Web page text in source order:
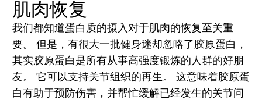
肌肉恢复
我们都知道蛋白质的摄入对于肌肉的恢复至关重
要。 但是，有很大一批健身迷却忽略了胶原蛋白，
其实胶原蛋白是所有从事高强度锻炼的人群的好朋
友。 它可以支持关节组织的再生。 这意味着胶原蛋
白有助于预防伤害，并帮忙缓解已经发生的关节问